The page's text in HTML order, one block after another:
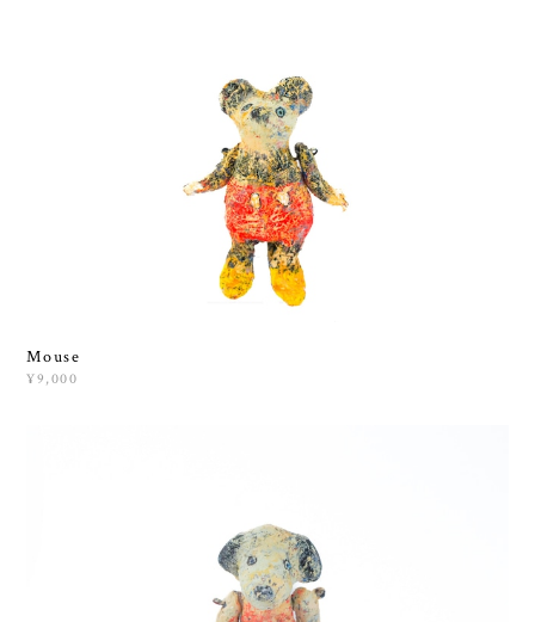
Mouse
¥9,000